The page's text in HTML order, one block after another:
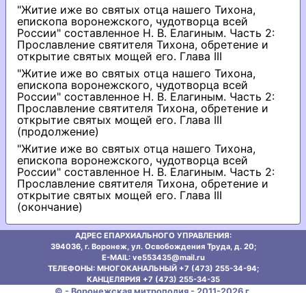
"Житие иже во святых отца нашего Тихона,
епископа воронежского, чудотворца всей
России" составленное Н. В. Елагиным. Часть 2:
Прославление святителя Тихона, обретение и
открытие святых мощей его. Глава III
"Житие иже во святых отца нашего Тихона,
епископа воронежского, чудотворца всей
России" составленное Н. В. Елагиным. Часть 2:
Прославление святителя Тихона, обретение и
открытие святых мощей его. Глава III
(продолжение)
"Житие иже во святых отца нашего Тихона,
епископа воронежского, чудотворца всей
России" составленное Н. В. Елагиным. Часть 2:
Прославление святителя Тихона, обретение и
открытие святых мощей его. Глава III
(окончание)
АДРЕС ЕПАРХИАЛЬНОГО УПРАВЛЕНИЯ:
394036, г. Воронеж, ул. Освобождения Труда, д. 20;
E-MAIL: ve553435@mаil.ru
ТЕЛЕФОНЫ: МНОГОКАНАЛЬНЫЙ +7 (473) 255-34-94;
КАНЦЕЛЯРИЯ +7 (473) 255-34-35